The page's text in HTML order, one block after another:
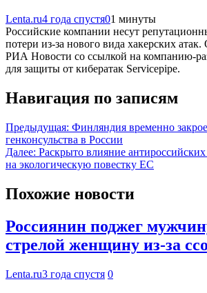
Lenta.ru4 года спустя01 минуты
Российские компании несут
потери из-за нового вида хакерских
РИА Новости со ссылкой на компанию-
для защиты от кибератак Servicepipe.
Навигация по записям
Предыдущая: Финляндия временно
генконсульства в России
Далее: Раскрыто влияние
на экологическую повестку ЕС
Похожие новости
Россиянин поджег
стрелой женщину из-за
Lenta.ru3 года спустя 0